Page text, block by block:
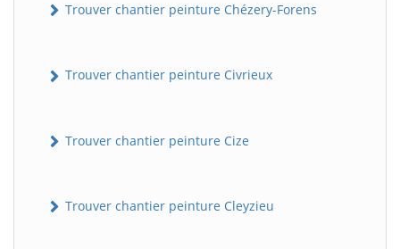
Trouver chantier peinture Chézery-Forens
Trouver chantier peinture Civrieux
Trouver chantier peinture Cize
Trouver chantier peinture Cleyzieu